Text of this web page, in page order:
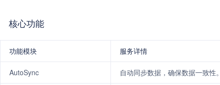
核心功能
功能模块 服务详情
AutoSync 自动同步数据，确保数据一致性